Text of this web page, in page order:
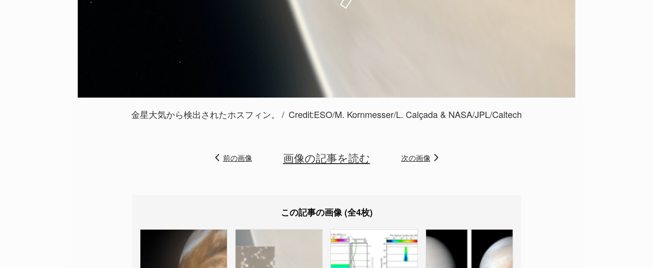
金星大気から検出されたホスフィン。 Credit:ESO/M. Kornmesser/L. Calçada & NASA/JPL/Caltech
前の画像 画像の記事を読む 次の画像
この記事の画像 (全4枚)